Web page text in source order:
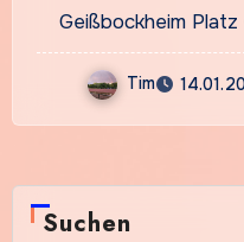
Geißbockheim
Tim
Suchen